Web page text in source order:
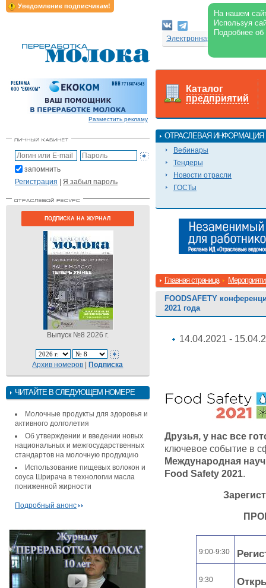
Уведомление подписчикам!
На нашем
Используя
Подробнее
Электронная версия
Разместить рекламу
запомнить
Регистрация | Я забыл пароль
ПОДПИСКА НА ЖУРНАЛ
Выпуск №8 2026 г.
Архив номеров |Подписка
ЧИТАЙТЕ В СЛЕДУЮЩЕМ НОМЕРЕ
Молочные продукты для здоровья и
активного долголетия
Об утверждении и введении новых
национальных и межгосударственных
стандартов на молочную продукцию
Использование пищевых волокон и
соуса Шрирача в технологии масла
пониженной жирности
Подробный анонс
Каталог
предприятий
ОТРАСЛЕВАЯ ИНФОРМАЦИЯ
Вебинары
Тендеры
Новости отрасли
ГОСТы
Главная страница
FOODSAFETY
2021 года
14.04.2021 -
Друзья, у нас все
ключевое событие в
Международная
Food Safety 2021.
9:00-9:30
9:30